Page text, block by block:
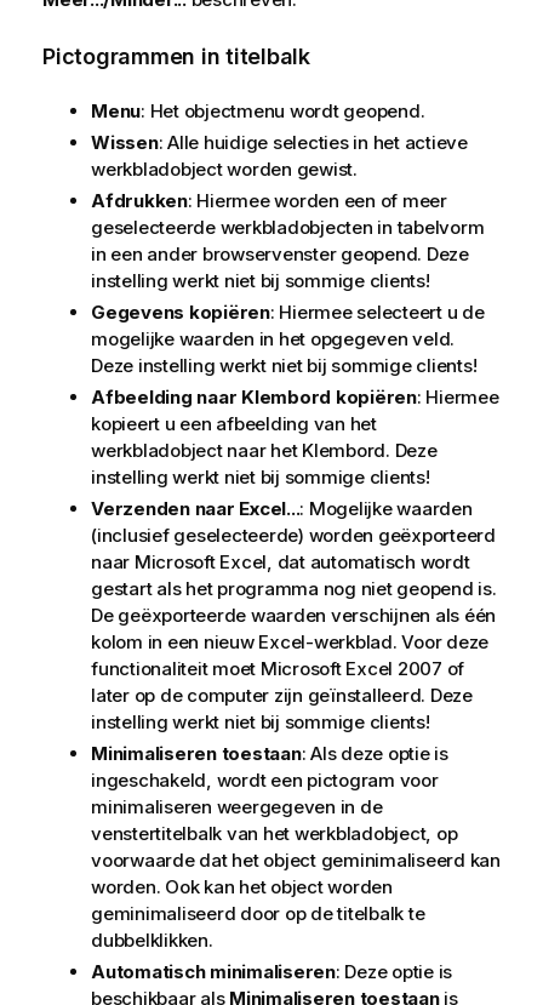
Pictogrammen in titelbalk
Menu: Het objectmenu wordt geopend.
Wissen: Alle huidige selecties in het actieve
werkbladobject worden gewist.
Afdrukken: Hiermee worden een of meer
geselecteerde werkbladobjecten in tabelvorm
in een ander browservenster geopend. Deze
instelling werkt niet bij sommige clients!
Gegevens kopiëren: Hiermee selecteert u de
mogelijke waarden in het opgegeven veld.
Deze instelling werkt niet bij sommige clients!
Afbeelding naar Klembord kopiëren: Hiermee
kopieert u een afbeelding van het
werkbladobject naar het Klembord. Deze
instelling werkt niet bij sommige clients!
Verzenden naar Excel...: Mogelijke waarden
(inclusief geselecteerde) worden geëxporteerd
naar Microsoft Excel, dat automatisch wordt
gestart als het programma nog niet geopend is.
De geëxporteerde waarden verschijnen als één
kolom in een nieuw Excel-werkblad. Voor deze
functionaliteit moet Microsoft Excel 2007 of
later op de computer zijn geïnstalleerd. Deze
instelling werkt niet bij sommige clients!
Minimaliseren toestaan: Als deze optie is
ingeschakeld, wordt een pictogram voor
minimaliseren weergegeven in de
venstertitelbalk van het werkbladobject, op
voorwaarde dat het object geminimaliseerd kan
worden. Ook kan het object worden
geminimaliseerd door op de titelbalk te
dubbelklikken.
Automatisch minimaliseren: Deze optie is
beschikbaar als Minimaliseren toestaanis